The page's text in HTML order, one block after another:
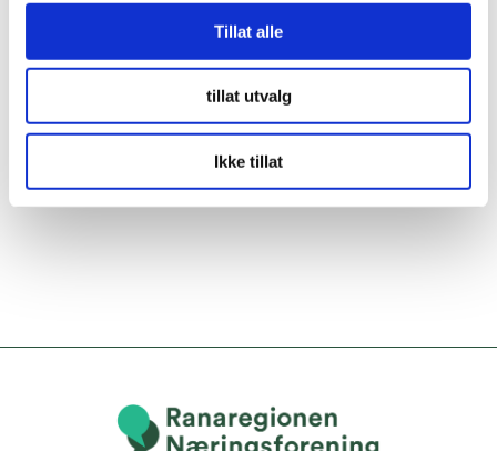
Tillat alle
tillat utvalg
Ikke tillat